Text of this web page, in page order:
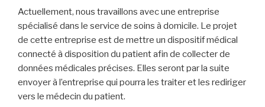
Actuellement, nous travaillons avec une entreprise
spécialisé dans le service de soins à domicile. Le projet
de cette entreprise est de mettre un dispositif médical
connecté à disposition du patient afin de collecter de
données médicales précises. Elles seront par la suite
envoyer à l’entreprise qui pourra les traiter et les rediriger
vers le médecin du patient.